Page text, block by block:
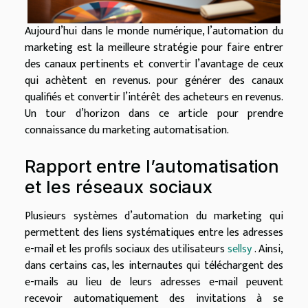
Aujourd’hui dans le monde numérique, l’automation du
marketing est la meilleure stratégie pour faire entrer
des canaux pertinents et convertir l’avantage de ceux
qui achètent en revenus. pour générer des canaux
qualifiés et convertir l’intérêt des acheteurs en revenus.
Un tour d’horizon dans ce article pour prendre
connaissance du marketing automatisation.
Rapport entre l’automatisation
et les réseaux sociaux
Plusieurs systèmes d’automation du marketing qui
permettent des liens systématiques entre les adresses
e-mail et les profils sociaux des utilisateurssellsy. Ainsi,
dans certains cas, les internautes qui téléchargent des
e-mails au lieu de leurs adresses e-mail peuvent
recevoir automatiquement des invitations à se